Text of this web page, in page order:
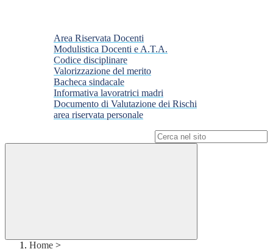
Area Riservata Docenti
Modulistica Docenti e A.T.A.
Codice disciplinare
Valorizzazione del merito
Bacheca sindacale
Informativa lavoratrici madri
Documento di Valutazione dei Rischi
area riservata personale
Home >